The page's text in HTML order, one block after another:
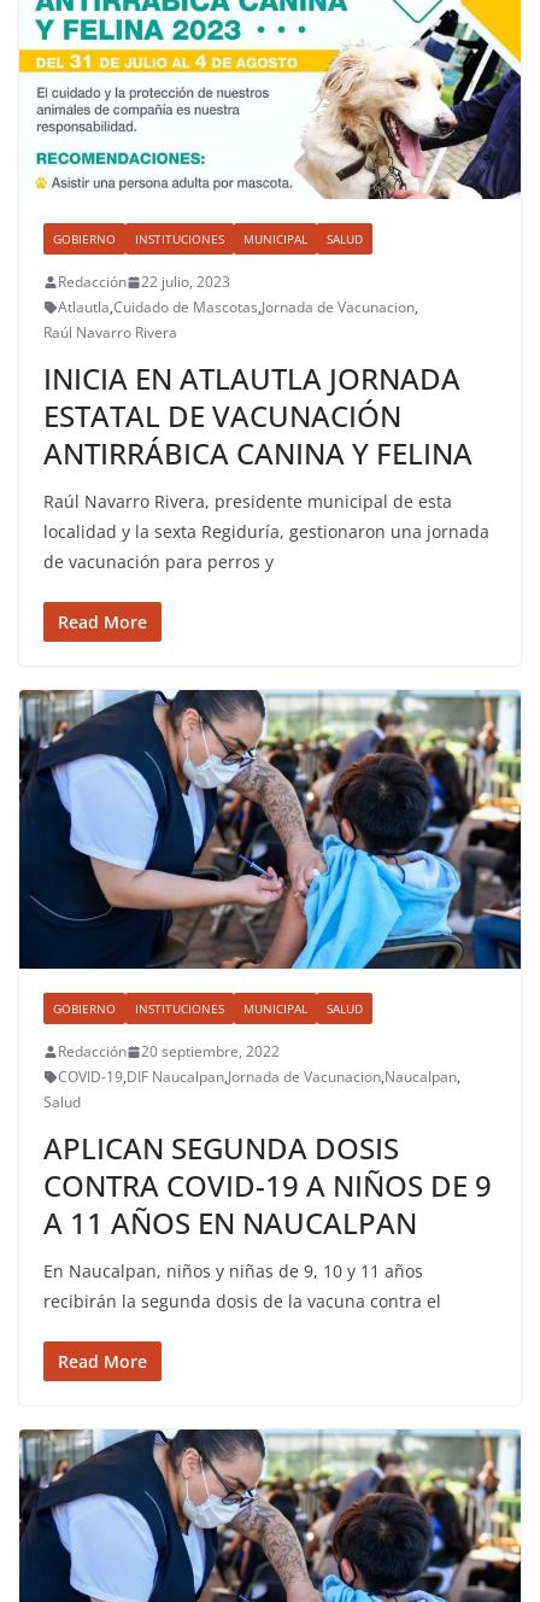
GOBIERNO INSTITUCIONES MUNICIPAL SALUD
Redacción
22 julio, 2023
Atlautla,Cuidado de Mascotas,Jornada de Vacunacion,
Raúl Navarro Rivera
INICIA EN ATLAUTLA JORNADA
ESTATAL DE VACUNACIÓN
ANTIRRÁBICA CANINA Y FELINA
Raúl Navarro Rivera, presidente municipal de esta
localidad y la sexta Regiduría, gestionaron una jornada
de vacunación para perros y
Read More
GOBIERNO INSTITUCIONES MUNICIPAL SALUD
Redacción
20 septiembre, 2022
COVID-19,DIF Naucalpan,Jornada de Vacunacion,Naucalpan,
Salud
APLICAN SEGUNDA DOSIS
CONTRA COVID-19 A NIÑOS DE 9
A 11 AÑOS EN NAUCALPAN
En Naucalpan, niños y niñas de 9, 10 y 11 años
recibirán la segunda dosis de la vacuna contra el
Read More